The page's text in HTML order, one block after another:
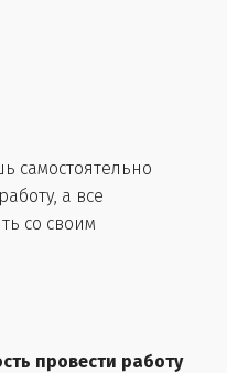
самостоятельно
а все
со своим
провести работу